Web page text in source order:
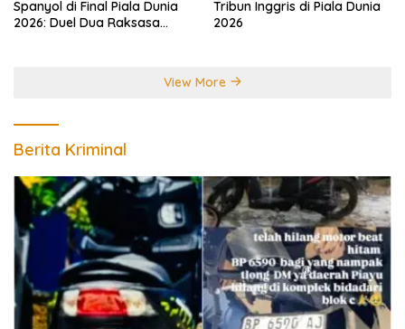
Spanyol di Final Piala Dunia
2026: Duel Dua Raksasa
Tribun Inggris di Piala Dunia
2026
View More
Berita Kriminal